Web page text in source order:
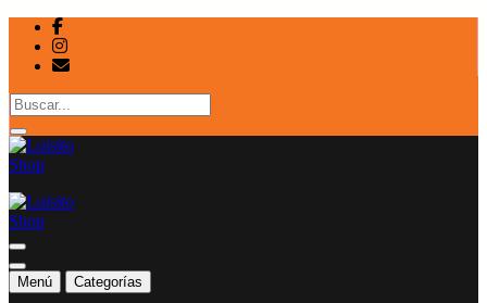
Saltar
contenido
Tienda de colecciones
Menú Categorías